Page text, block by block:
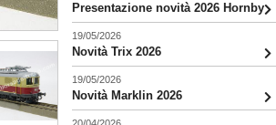
Presentazione novità 2026 Hornby
19/05/2026
Novità Trix 2026
19/05/2026
Novità Marklin 2026